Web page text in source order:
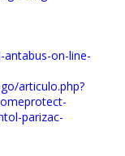
on-line-
articulo.php?
parizac-